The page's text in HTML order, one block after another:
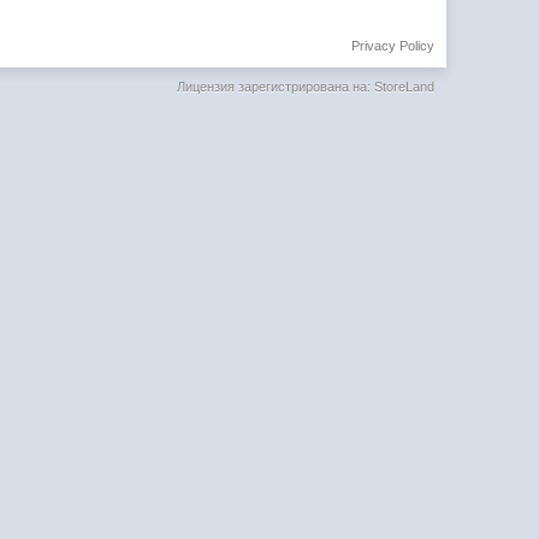
Privacy Policy
Лицензия зарегистрирована на: StoreLand